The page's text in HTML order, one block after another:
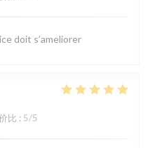
doit s’ameliorer
比 : 5/5